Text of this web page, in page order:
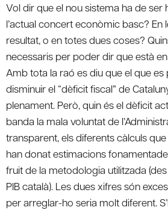
Vol dir que el nou sistema ha de ser
l’actual concert econòmic basc? En
resultat, o en totes dues coses?
necessaris per poder dir que està
Amb tota la raó es diu que el que
disminuir el “dèficit fiscal” de
plenament. Però, quin és el dèficit
banda la mala voluntat de
transparent, els diferents càlculs que
han donat estimacions
fruit de la metodologia utilitzada
PIB català). Les dues xifres són
per arreglar-ho seria molt diferent.